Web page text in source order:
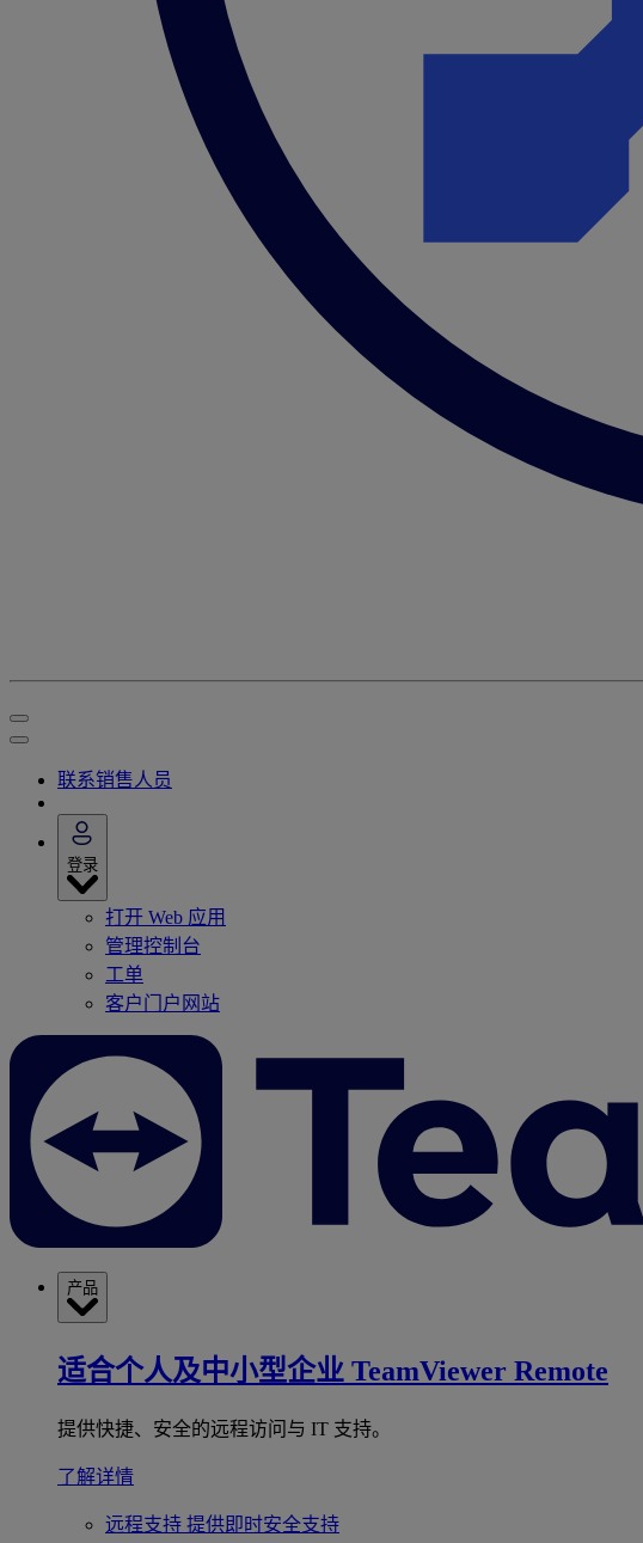
联系销售人员
登录
打开 Web 应用
管理控制台
工单
客户门户网站
产品
适合个人及中小型企业 TeamViewer Remote
提供快捷、安全的远程访问与 IT 支持。
了解详情
远程支持 提供即时安全支持